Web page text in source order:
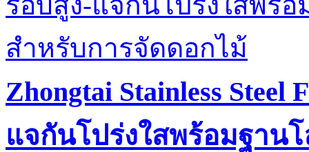
Zhongtai Stainless
แจกันโปร่งใสพร้อมฐาน